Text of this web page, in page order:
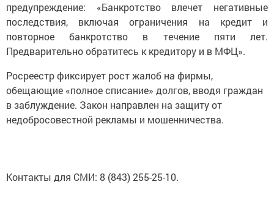
предупреждение: «Банкротство влечет негативные
последствия, включая ограничения на кредит и
повторное банкротство в течение пяти лет.
Предварительно обратитесь к кредитору и в МФЦ».
Росреестр фиксирует рост жалоб на фирмы,
обещающие «полное списание» долгов, вводя граждан
в заблуждение. Закон направлен на защиту от
недобросовестной рекламы и мошенничества.
Контакты для СМИ: 8 (843) 255-25-10.